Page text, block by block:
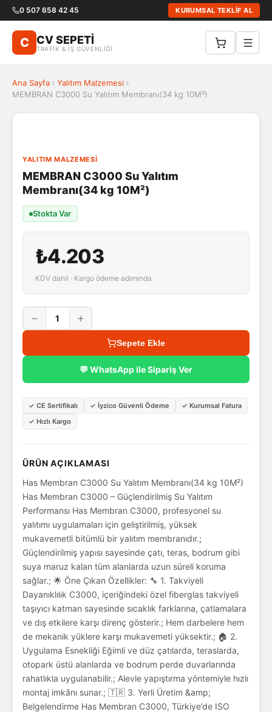
0 507 658 42 45 KURUMSAL TEKLİF AL
C CV SEPETİ
TRAFİK & İŞ GÜVENLİĞİ
Ana Sayfa
Yalıtım Malzemesi
MEMBRAN C3000 Su Yalıtım Membranı(34 kg 10M²)
YALITIM MALZEMESI
MEMBRAN C3000 Su Yalıtım
Membranı(34 kg 10M²)
Stokta Var
₺4.203
KDV dahil · Kargo ödeme adımında
1
Sepete Ekle
💬 WhatsApp ile Sipariş Ver
✓ CE Sertifikalı ✓ İyzico Güvenli Ödeme ✓ Kurumsal Fatura
✓ Hızlı Kargo
ÜRÜN AÇIKLAMASI
Has Membran C3000 Su Yalıtım Membranı(34 kg 10M²)
Has Membran C3000 – Güçlendirilmiş Su Yalıtım
Performansı Has Membran C3000, profesyonel su
yalıtımı uygulamaları için geliştirilmiş, yüksek
mukavemetli bitümlü bir yalıtım membranıdır.;
Güçlendirilmiş yapısı sayesinde çatı, teras, bodrum gibi
suya maruz kalan tüm alanlarda uzun süreli koruma
sağlar.; 🌟 Öne Çıkan Özellikler: 🔧 1. Takviyeli
Dayanıklılık C3000, içeriğindeki özel fiberglas takviyeli
taşıyıcı katman sayesinde sıcaklık farklarına, çatlamalara
ve dış etkilere karşı direnç gösterir.; Hem darbelere hem
de mekanik yüklere karşı mukavemeti yüksektir.; 🏠 2.
Uygulama Esnekliği Eğimli ve düz çatılarda, teraslarda,
otopark üstü alanlarda ve bodrum perde duvarlarında
rahatlıkla uygulanabilir.; Alevle yapıştırma yöntemiyle hızlı
montaj imkânı sunar.; 🇹🇷 3. Yerli Üretim &amp;
Belgelendirme Has Membran C3000, Türkiye’de ISO